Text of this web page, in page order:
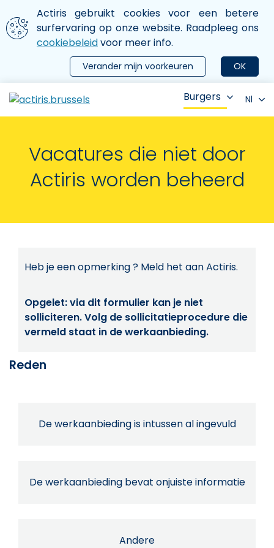
Aller au contenu principal
We gebruiken cookies
Actiris gebruikt cookies voor een betere
surfervaring op onze website. Raadpleeg ons
cookiebeleidvoor meer info.
OK
Verander mijn voorkeuren
le menu
Burgers Nl
Vacatures die niet door
Actiris worden beheerd
Heb je een opmerking ? Meld het aan Actiris.
Opgelet: via dit formulier kan je niet
solliciteren. Volg de sollicitatieprocedure die
vermeld staat in de werkaanbieding.
Reden
De werkaanbieding is intussen al ingevuld
De werkaanbieding bevat onjuiste informatie
Andere